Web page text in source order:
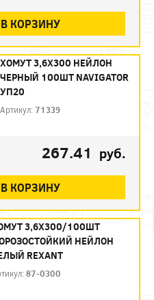
В КОРЗИНУ
ХОМУТ 3,6Х300 НЕЙЛОН
ЧЕРНЫЙ 100ШТ NAVIGATOR
УП20
Артикул:71339
267.41 руб.
В КОРЗИНУ
3,6Х300/100ШТ
НЕЙЛОН
REXANT
87-0300